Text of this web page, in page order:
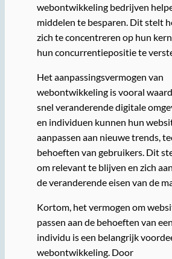
webontwikkeling bedrijven
middelen te besparen. Dit stelt
zich te concentreren op hun
hun concurrentiepositie te
Het aanpassingsvermogen van
webontwikkeling is vooral
snel veranderende digitale
en individuen kunnen hun
aanpassen aan nieuwe trends,
behoeften van gebruikers. Dit
om relevant te blijven en zich
de veranderende eisen van de
Kortom, het vermogen om
passen aan de behoeften van
individu is een belangrijk
webontwikkeling. Door